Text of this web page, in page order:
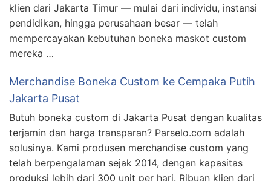
klien dari Jakarta Timur — mulai dari individu, instansi
pendidikan, hingga perusahaan besar — telah
mempercayakan kebutuhan boneka maskot custom
mereka …
Merchandise Boneka Custom ke Cempaka Putih
Jakarta Pusat
Butuh boneka custom di Jakarta Pusat dengan kualitas
terjamin dan harga transparan? Parselo.com adalah
solusinya. Kami produsen merchandise custom yang
telah berpengalaman sejak 2014, dengan kapasitas
produksi lebih dari 300 unit per hari. Ribuan klien dari